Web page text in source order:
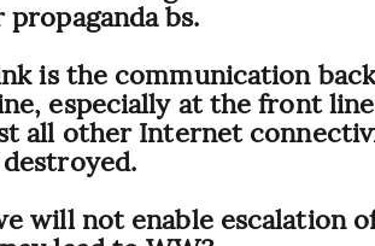
bs.
is the communication
especially at the front
all other Internet
will not enable escalation